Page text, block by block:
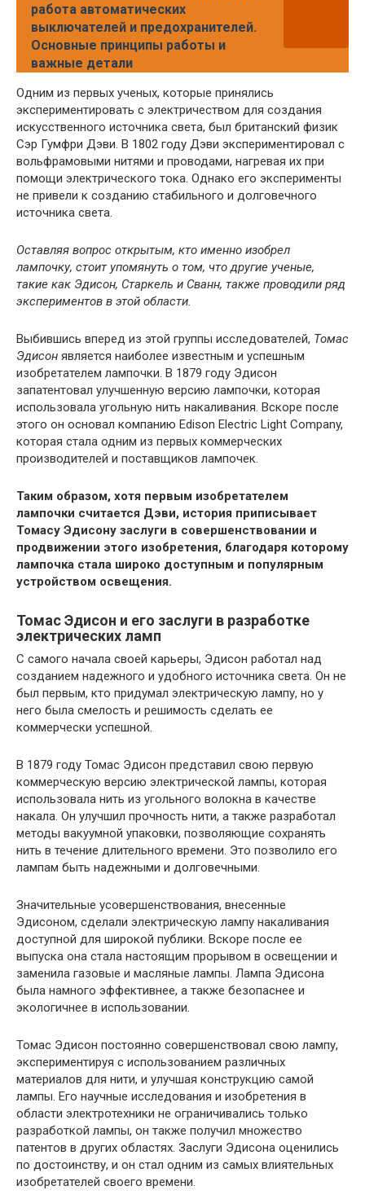
работа автоматических
выключателей и предохранителей.
Основные принципы работы и
важные детали
Одним из первых ученых, которые принялись
экспериментировать с электричеством для создания
искусственного источника света, был британский физик
Сэр Гумфри Дэви. В 1802 году Дэви экспериментировал с
вольфрамовыми нитями и проводами, нагревая их при
помощи электрического тока. Однако его эксперименты
не привели к созданию стабильного и долговечного
источника света.
Оставляя вопрос открытым, кто именно изобрел
лампочку, стоит упомянуть о том, что другие ученые,
такие как Эдисон, Старкель и Сванн, также проводили ряд
экспериментов в этой области.
Выбившись вперед из этой группы исследователей, Томас
Эдисон является наиболее известным и успешным
изобретателем лампочки. В 1879 году Эдисон
запатентовал улучшенную версию лампочки, которая
использовала угольную нить накаливания. Вскоре после
этого он основал компанию Edison Electric Light Company,
которая стала одним из первых коммерческих
производителей и поставщиков лампочек.
Таким образом, хотя первым изобретателем
лампочки считается Дэви, история приписывает
Томасу Эдисону заслуги в совершенствовании и
продвижении этого изобретения, благодаря которому
лампочка стала широко доступным и популярным
устройством освещения.
Томас Эдисон и его заслуги в разработке
электрических ламп
С самого начала своей карьеры, Эдисон работал над
созданием надежного и удобного источника света. Он не
был первым, кто придумал электрическую лампу, но у
него была смелость и решимость сделать ее
коммерчески успешной.
В 1879 году Томас Эдисон представил свою первую
коммерческую версию электрической лампы, которая
использовала нить из угольного волокна в качестве
накала. Он улучшил прочность нити, а также разработал
методы вакуумной упаковки, позволяющие сохранять
нить в течение длительного времени. Это позволило его
лампам быть надежными и долговечными.
Значительные усовершенствования, внесенные
Эдисоном, сделали электрическую лампу накаливания
доступной для широкой публики. Вскоре после ее
выпуска она стала настоящим прорывом в освещении и
заменила газовые и масляные лампы. Лампа Эдисона
была намного эффективнее, а также безопаснее и
экологичнее в использовании.
Томас Эдисон постоянно совершенствовал свою лампу,
экспериментируя с использованием различных
материалов для нити, и улучшая конструкцию самой
лампы. Его научные исследования и изобретения в
области электротехники не ограничивались только
разработкой лампы, он также получил множество
патентов в других областях. Заслуги Эдисона оценились
по достоинству, и он стал одним из самых влиятельных
изобретателей своего времени.